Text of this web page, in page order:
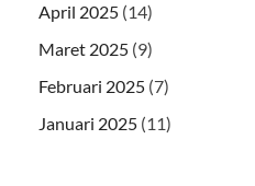
April 2025 (14)
Maret 2025 (9)
Februari 2025 (7)
Januari 2025 (11)